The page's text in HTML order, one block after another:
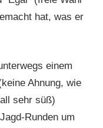
hat, was er
einem
Ahnung, wie
sehr süß)
Runden um